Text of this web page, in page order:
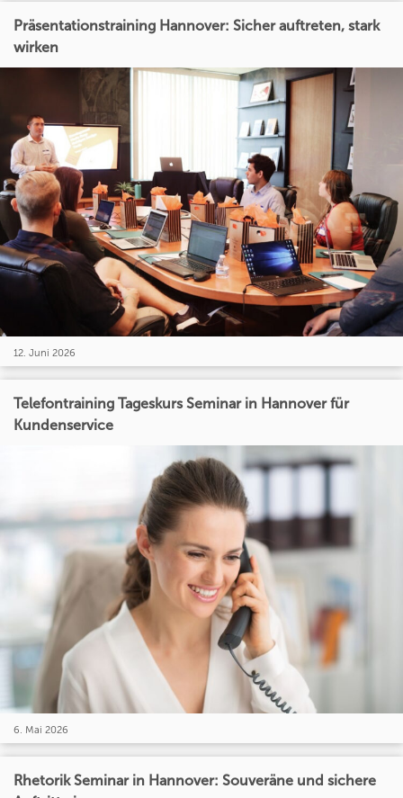
Präsentationstraining Hannover: Sicher auftreten, stark
wirken
12. Juni 2026
Telefontraining Tageskurs Seminar in Hannover für
Kundenservice
6. Mai 2026
Rhetorik Seminar in Hannover: Souveräne und sichere